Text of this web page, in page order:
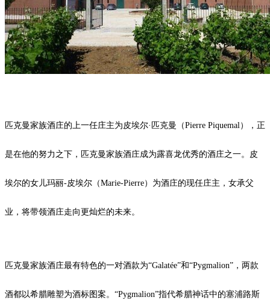
匹克曼家族酒庄的上一任庄主为皮埃尔·匹克曼（Pierre Piquemal），正
是在他的努力之下，匹克曼家族酒庄成为露喜龙优秀的酒庄之一。皮
埃尔的女儿玛丽-皮埃尔（Marie-Pierre）为酒庄的现任庄主，女承父
业，将带领酒庄走向更灿烂的未来。
匹克曼家族酒庄最有特色的一对酒款为“Galatée”和“Pygmalion”，两款
酒都以希腊雕塑为酒标图案。“Pygmalion”指代希腊神话中的塞浦路斯